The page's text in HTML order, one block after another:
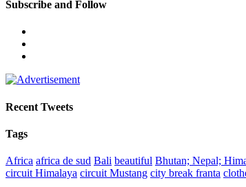
Subscribe and Follow
Recent Tweets
Tags
Africa africa de sud Bali beautiful Bhutan; Nepal;
circuit Himalaya circuit Mustang city break franta